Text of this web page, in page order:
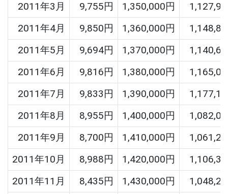
2011年3月
9,755円 1,350,000円
2011年4月
9,850円 1,360,000円
2011年5月
9,694円 1,370,000円
2011年6月
9,816円 1,380,000円
2011年7月
9,833円 1,390,000円
2011年8月
8,955円 1,400,000円
2011年9月
8,700円 1,410,000円
2011年10月
8,988円 1,420,000円
2011年11月
8,435円 1,430,000円